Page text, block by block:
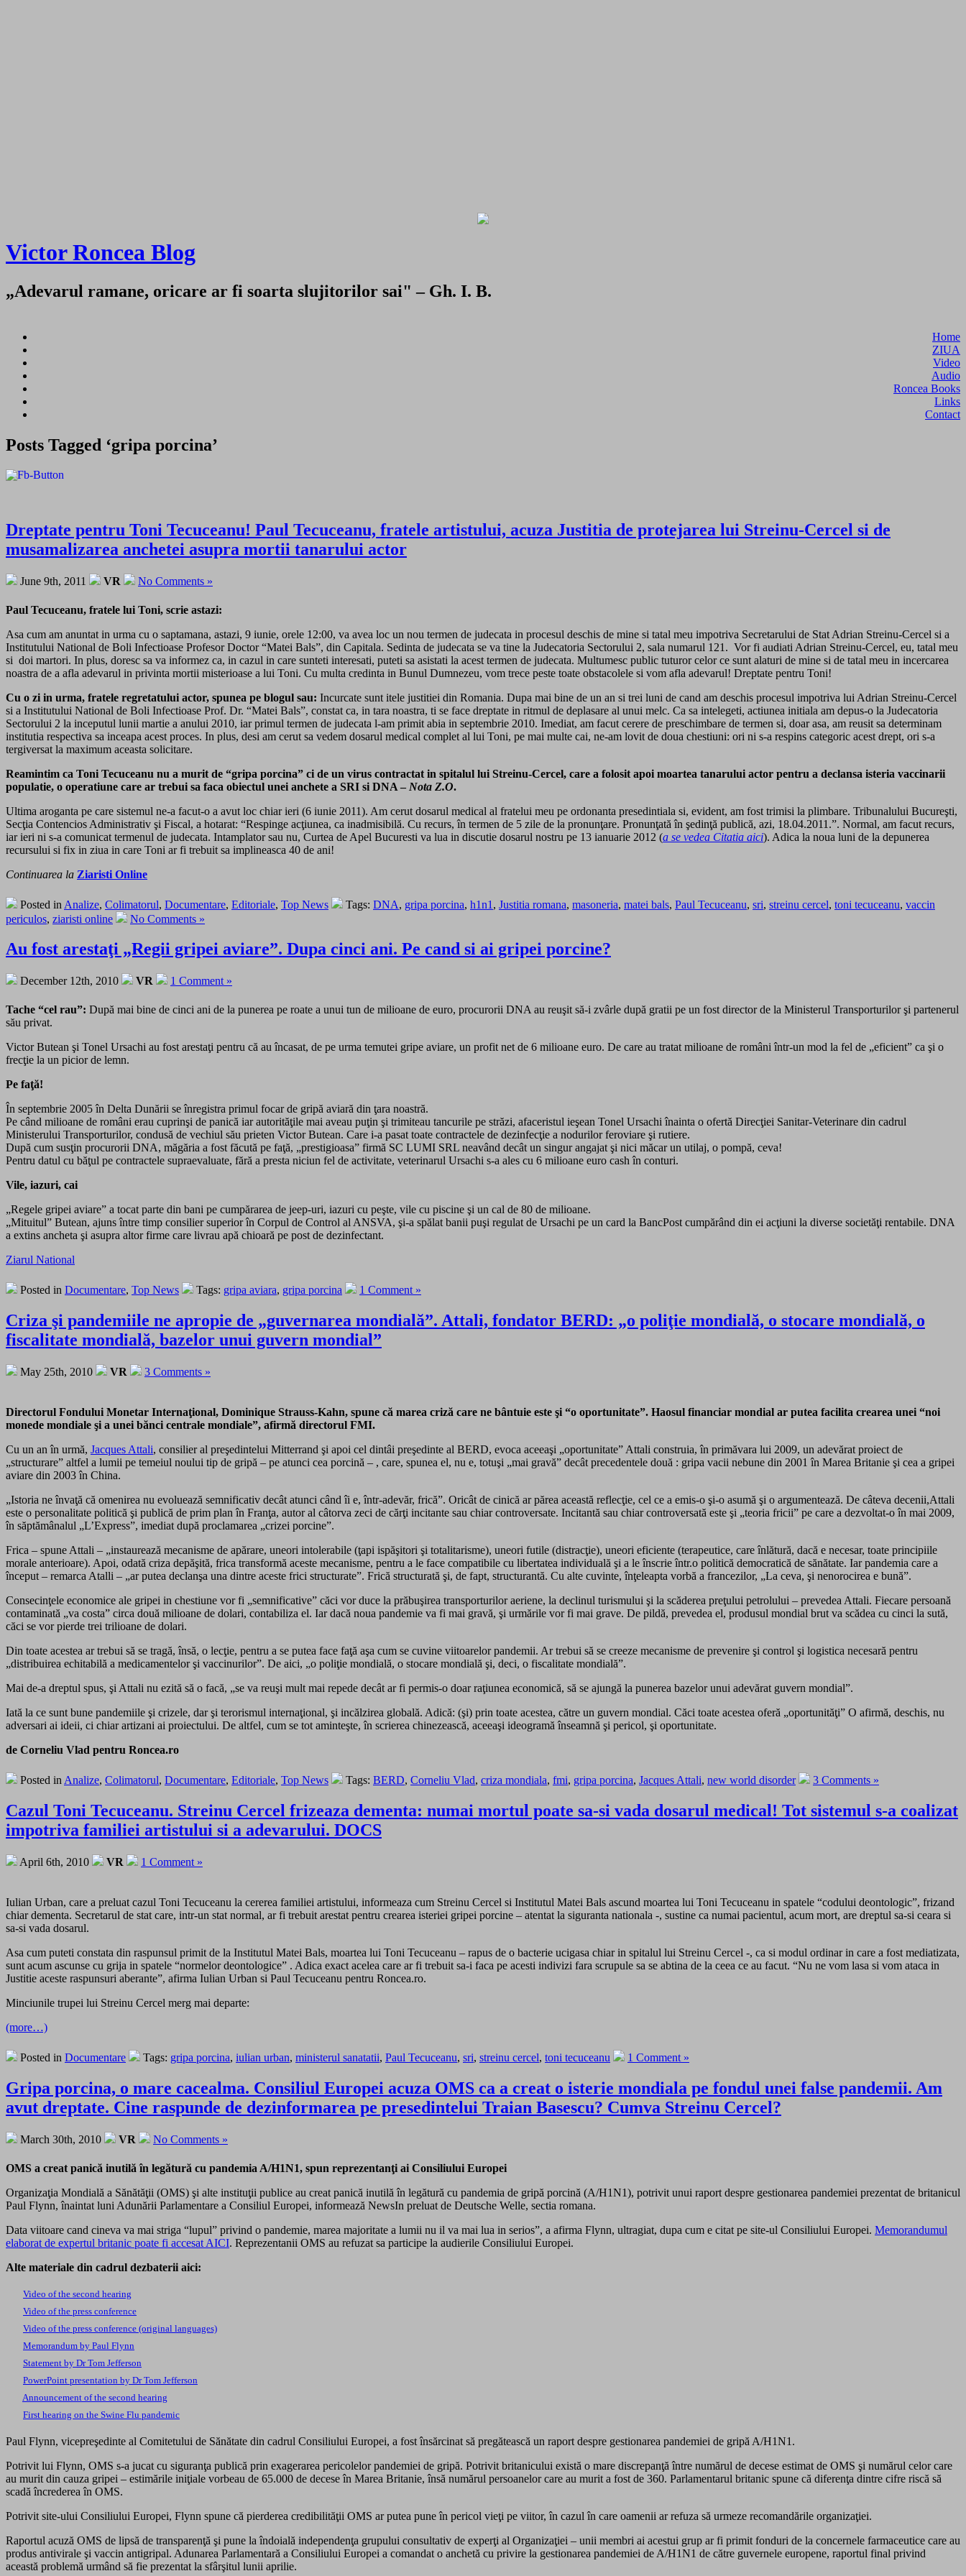
Victor Roncea Blog
„Adevarul ramane, oricare ar fi soarta slujitorilor sai" – Gh. I. B.
Home
ZIUA
Video
Audio
Roncea Books
Links
Contact
Posts Tagged ‘gripa porcina’
Dreptate pentru Toni Tecuceanu! Paul Tecuceanu, fratele artistului, acuza Justitia de protejarea lui Streinu-Cercel si de
musamalizarea anchetei asupra mortii tanarului actor
June 9th, 2011 VR No Comments »
Paul Tecuceanu, fratele lui Toni, scrie astazi:
Asa cum am anuntat in urma cu o saptamana, astazi, 9 iunie, orele 12:00, va avea loc un nou termen de judecata in procesul deschis de mine si tatal meu impotriva Secretarului de Stat Adrian Streinu-Cercel si a
Institutului National de Boli Infectioase Profesor Doctor “Matei Bals”, din Capitala. Sedinta de judecata se va tine la Judecatoria Sectorului 2, sala numarul 121. Vor fi audiati Adrian Streinu-Cercel, eu, tatal meu
si doi martori. In plus, doresc sa va informez ca, in cazul in care sunteti interesati, puteti sa asistati la acest termen de judecata. Multumesc public tuturor celor ce sunt alaturi de mine si de tatal meu in incercarea
noastra de a afla adevarul in privinta mortii misterioase a lui Toni. Cu multa credinta in Bunul Dumnezeu, vom trece peste toate obstacolele si vom afla adevarul! Dreptate pentru Toni!
Cu o zi in urma, fratele regretatului actor, spunea pe blogul sau: Incurcate sunt itele justitiei din Romania. Dupa mai bine de un an si trei luni de cand am deschis procesul impotriva lui Adrian Streinu-Cercel
si a Institutului National de Boli Infectioase Prof. Dr. “Matei Bals”, constat ca, in tara noastra, ti se face dreptate in ritmul de deplasare al unui melc. Ca sa intelegeti, actiunea initiala am depus-o la Judecatoria
Sectorului 2 la inceputul lunii martie a anului 2010, iar primul termen de judecata l-am primit abia in septembrie 2010. Imediat, am facut cerere de preschimbare de termen si, doar asa, am reusit sa determinam
institutia respectiva sa inceapa acest proces. In plus, desi am cerut sa vedem dosarul medical complet al lui Toni, pe mai multe cai, ne-am lovit de doua chestiuni: ori ni s-a respins categoric acest drept, ori s-a
tergiversat la maximum aceasta solicitare.
Reamintim ca Toni Tecuceanu nu a murit de “gripa porcina” ci de un virus contractat in spitalul lui Streinu-Cercel, care a folosit apoi moartea tanarului actor pentru a declansa isteria vaccinarii
populatie, o operatiune care ar trebui sa faca obiectul unei anchete a SRI si DNA – Nota Z.O.
Ultima aroganta pe care sistemul ne-a facut-o a avut loc chiar ieri (6 iunie 2011). Am cerut dosarul medical al fratelui meu pe ordonanta presedintiala si, evident, am fost trimisi la plimbare. Tribunalului Bucureşti,
Secţia Contencios Administrativ şi Fiscal, a hotarat: “Respinge acţiunea, ca inadmisibilă. Cu recurs, în termen de 5 zile de la pronunţare. Pronunţată în şedinţă publică, azi, 18.04.2011.”. Normal, am facut recurs,
iar ieri ni s-a comunicat termenul de judecata. Intamplator sau nu, Curtea de Apel Bucuresti va lua in discutie dosarul nostru pe 13 ianuarie 2012 (a se vedea Citatia aici). Adica la noua luni de la depunerea
recursului si fix in ziua in care Toni ar fi trebuit sa implineasca 40 de ani!
Continuarea la Ziaristi Online
Posted in Analize, Colimatorul, Documentare, Editoriale, Top News Tags: DNA, gripa porcina, h1n1 , Justitia romana, masoneria, matei bals, Paul Tecuceanu, sri, streinu cercel, toni tecuceanu, vaccin
periculos, ziaristi online No Comments »
Au fost arestaţi „Regii gripei aviare”. Dupa cinci ani. Pe cand si ai gripei porcine?
December 12th, 2010 VR 1 Comment »
Tache “cel rau”: După mai bine de cinci ani de la punerea pe roate a unui tun de milioane de euro, procurorii DNA au reuşit să-i zvârle după gratii pe un fost director de la Ministerul Transporturilor şi partenerul
său privat.
Victor Butean şi Tonel Ursachi au fost arestaţi pentru că au încasat, de pe urma temutei gripe aviare, un profit net de 6 milioane euro. De care au tratat milioane de români într-un mod la fel de „eficient” ca şi o
frecţie la un picior de lemn.
Pe faţă!
În septembrie 2005 în Delta Dunării se înregistra primul focar de gripă aviară din ţara noastră.
Pe când milioane de români erau cuprinşi de panică iar autorităţile mai aveau puţin şi trimiteau tancurile pe străzi, afaceristul ieşean Tonel Ursachi înainta o ofertă Direcţiei Sanitar-Veterinare din cadrul
Ministerului Transporturilor, condusă de vechiul său prieten Victor Butean. Care i-a pasat toate contractele de dezinfecţie a nodurilor feroviare şi rutiere.
După cum susţin procurorii DNA, măgăria a fost făcută pe faţă, „prestigioasa” firmă SC LUMI SRL neavând decât un singur angajat şi nici măcar un utilaj, o pompă, ceva!
Pentru datul cu băţul pe contractele supraevaluate, fără a presta niciun fel de activitate, veterinarul Ursachi s-a ales cu 6 milioane euro cash în conturi.
Vile, iazuri, cai
„Regele gripei aviare” a tocat parte din bani pe cumpărarea de jeep-uri, iazuri cu peşte, vile cu piscine şi un cal de 80 de milioane.
„Mituitul” Butean, ajuns între timp consilier superior în Corpul de Control al ANSVA, şi-a spălat banii puşi regulat de Ursachi pe un card la BancPost cumpărând din ei acţiuni la diverse societăţi rentabile. DNA
a extins ancheta şi asupra altor firme care livrau apă chioară pe post de dezinfectant.
Ziarul National
Posted in Documentare, Top News Tags: gripa aviara, gripa porcina 1 Comment »
Criza şi pandemiile ne apropie de „guvernarea mondială”. Attali, fondator BERD: „o poliţie mondială, o stocare mondială, o
fiscalitate mondială, bazelor unui guvern mondial”
May 25th, 2010 VR 3 Comments »
Directorul Fondului Monetar Internaţional, Dominique Strauss-Kahn, spune că marea criză care ne bântuie este şi “o oportunitate”. Haosul financiar mondial ar putea facilita crearea unei “noi
monede mondiale şi a unei bănci centrale mondiale”, afirmă directorul FMI.
Cu un an în urmă, Jacques Attali, consilier al preşedintelui Mitterrand şi apoi cel dintâi preşedinte al BERD, evoca aceeaşi „oportunitate” Attali construia, în primăvara lui 2009, un adevărat proiect de
„structurare” altfel a lumii pe temeiul noului tip de gripă – pe atunci cea porcină – , care, spunea el, nu e, totuşi „mai gravă” decât precedentele două : gripa vacii nebune din 2001 în Marea Britanie şi cea a gripei
aviare din 2003 în China.
„Istoria ne învaţă că omenirea nu evoluează semnificativ decât atunci când îi e, într-adevăr, frică”. Oricât de cinică ar părea această reflecţie, cel ce a emis-o şi-o asumă şi o argumentează. De câteva decenii,Attali
este o personalitate politică şi publică de prim plan în Franţa, autor al câtorva zeci de cărţi incitante sau chiar controversate. Incitantă sau chiar controversată este şi „teoria fricii” pe care a dezvoltat-o în mai 2009,
în săptămânalul „L’Express”, imediat după proclamarea „crizei porcine”.
Frica – spune Attali – „instaurează mecanisme de apărare, uneori intolerabile (ţapi ispăşitori şi totalitarisme), uneori futile (distracţie), uneori eficiente (terapeutice, care înlătură, dacă e necesar, toate principiile
morale anterioare). Apoi, odată criza depăşită, frica transformă aceste mecanisme, pentru a le face compatibile cu libertatea individuală şi a le înscrie într.o politică democratică de sănătate. Iar pandemia care a
început – remarca Atalli – „ar putea declanşa una dintre aceste frici structurate”. Frică structurată şi, de fapt, structurantă. Cu alte cuvinte, înţeleapta vorbă a francezilor, „La ceva, şi nenorocirea e bună”.
Consecinţele economice ale gripei in chestiune vor fi „semnificative” căci vor duce la prăbuşirea transporturilor aeriene, la declinul turismului şi la scăderea preţului petrolului – prevedea Attali. Fiecare persoană
contaminată „va costa” circa două milioane de dolari, contabiliza el. Iar dacă noua pandemie va fi mai gravă, şi urmările vor fi mai grave. De pildă, prevedea el, produsul mondial brut va scădea cu cinci la sută,
căci se vor pierde trei trilioane de dolari.
Din toate acestea ar trebui să se tragă, însă, o lecţie, pentru a se putea face faţă aşa cum se cuvine viitoarelor pandemii. Ar trebui să se creeze mecanisme de prevenire şi control şi logistica necesară pentru
„distribuirea echitabilă a medicamentelor şi vaccinurilor”. De aici, „o poliţie mondială, o stocare mondială şi, deci, o fiscalitate mondială”.
Mai de-a dreptul spus, şi Attali nu ezită să o facă, „se va reuşi mult mai repede decât ar fi permis-o doar raţiunea economică, să se ajungă la punerea bazelor unui adevărat guvern mondial”.
Iată la ce sunt bune pandemiile şi crizele, dar şi terorismul internaţional, şi incălzirea globală. Adică: (şi) prin toate acestea, către un guvern mondial. Căci toate acestea oferă „oportunităţi” O afirmă, deschis, nu
adversari ai ideii, ci chiar artizani ai proiectului. De altfel, cum se tot aminteşte, în scrierea chinezească, aceeaşi ideogramă înseamnă şi pericol, şi oportunitate.
de Corneliu Vlad pentru Roncea.ro
Posted in Analize, Colimatorul, Documentare, Editoriale, Top News Tags: BERD, Corneliu Vlad, criza mondiala, fmi, gripa porcina, Jacques Attali, new world disorder 3 Comments »
Cazul Toni Tecuceanu. Streinu Cercel frizeaza dementa: numai mortul poate sa-si vada dosarul medical! Tot sistemul s-a coalizat
impotriva familiei artistului si a adevarului. DOCS
April 6th, 2010 VR 1 Comment »
Iulian Urban, care a preluat cazul Toni Tecuceanu la cererea familiei artistului, informeaza cum Streinu Cercel si Institutul Matei Bals ascund moartea lui Toni Tecuceanu in spatele “codului deontologic”, frizand
chiar dementa. Secretarul de stat care, intr-un stat normal, ar fi trebuit arestat pentru crearea isteriei gripei porcine – atentat la siguranta nationala -, sustine ca numai pacientul, acum mort, are dreptul sa-si ceara si
sa-si vada dosarul.
Asa cum puteti constata din raspunsul primit de la Institutul Matei Bals, moartea lui Toni Tecuceanu – rapus de o bacterie ucigasa chiar in spitalul lui Streinu Cercel -, ca si modul ordinar in care a fost mediatizata,
sunt acum ascunse cu grija in spatele “normelor deontologice” . Adica exact acelea care ar fi trebuit sa-i faca pe acesti indivizi fara scrupule sa se abtina de la ceea ce au facut. “Nu ne vom lasa si vom ataca in
Justitie aceste raspunsuri aberante”, afirma Iulian Urban si Paul Tecuceanu pentru Roncea.ro.
Minciunile trupei lui Streinu Cercel merg mai departe:
(more…)
Posted in Documentare Tags: gripa porcina, iulian urban, ministerul sanatatii, Paul Tecuceanu, sri, streinu cercel, toni tecuceanu 1 Comment »
Gripa porcina, o mare cacealma. Consiliul Europei acuza OMS ca a creat o isterie mondiala pe fondul unei false pandemii. Am
avut dreptate. Cine raspunde de dezinformarea pe presedintelui Traian Basescu? Cumva Streinu Cercel?
March 30th, 2010 VR No Comments »
OMS a creat panică inutilă în legătură cu pandemia A/H1N1, spun reprezentanţi ai Consiliului Europei
Organizaţia Mondială a Sănătăţii (OMS) şi alte instituţii publice au creat panică inutilă în legătură cu pandemia de gripă porcină (A/H1N1), potrivit unui raport despre gestionarea pandemiei prezentat de britanicul
Paul Flynn, înaintat luni Adunării Parlamentare a Consiliul Europei, informează NewsIn preluat de Deutsche Welle, sectia romana.
Data viitoare cand cineva va mai striga “lupul” privind o pandemie, marea majoritate a lumii nu il va mai lua in serios”, a afirma Flynn, ultragiat, dupa cum e citat pe site-ul Consiliului Europei. Memorandumul
elaborat de expertul britanic poate fi accesat AICI. Reprezentanii OMS au refuzat sa participe la audierile Consiliului Europei.
Alte materiale din cadrul dezbaterii aici:
Video of the second hearing
Video of the press conference
Video of the press conference (original languages)
Memorandum by Paul Flynn
Statement by Dr Tom Jefferson
PowerPoint presentation by Dr Tom Jefferson
Announcement of the second hearing
First hearing on the Swine Flu pandemic
Paul Flynn, vicepreşedinte al Comitetului de Sănătate din cadrul Consiliului Europei, a fost însărcinat să pregătească un raport despre gestionarea pandemiei de gripă A/H1N1.
Potrivit lui Flynn, OMS s-a jucat cu siguranţa publică prin exagerarea pericolelor pandemiei de gripă. Potrivit britanicului există o mare discrepanţă între numărul de decese estimat de OMS şi numărul celor care
au murit din cauza gripei – estimările iniţiale vorbeau de 65.000 de decese în Marea Britanie, însă numărul persoanelor care au murit a fost de 360. Parlamentarul britanic spune că diferenţa dintre cifre riscă să
scadă încrederea în OMS.
Potrivit site-ului Consiliului Europei, Flynn spune că pierderea credibilităţii OMS ar putea pune în pericol vieţi pe viitor, în cazul în care oamenii ar refuza să urmeze recomandările organizaţiei.
Raportul acuză OMS de lipsă de transparenţă şi pune la îndoială independenţa grupului consultativ de experţi al Organizaţiei – unii membri ai acestui grup ar fi primit fonduri de la concernele farmaceutice care au
produs antivirale şi vaccin antigripal. Adunarea Parlamentară a Consiliului Europei a comandat o anchetă cu privire la gestionarea pandemiei de A/H1N1 de către guvernele europene, raportul final privind
această problemă urmând să fie prezentat la sfârşitul lunii aprilie.